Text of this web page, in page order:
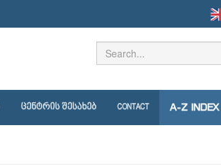
ᲪᲔᲜᲢᲠᲘᲡ ᲨᲔᲡᲐᲮᲔᲑ CONTACT A-Z INDEX